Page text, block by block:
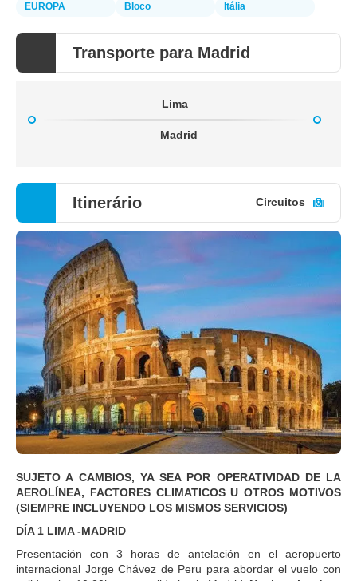
EUROPA
Bloco Itália
Transporte para Madrid
Lima
Madrid
Itinerário Circuitos
SUJETO A CAMBIOS, YA SEA POR OPERATIVIDAD DE LA
AEROLÍNEA, FACTORES CLIMATICOS U OTROS MOTIVOS
(SIEMPRE INCLUYENDO LOS MISMOS SERVICIOS)
DÍA 1 LIMA -MADRID
Presentación con 3 horas de antelación en el aeropuerto
internacional Jorge Chávez de Peru para abordar el vuelo con